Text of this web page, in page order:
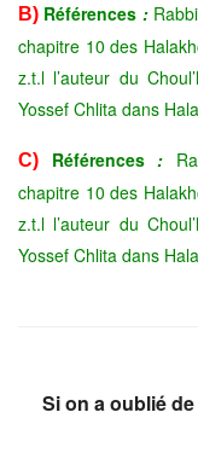
B) Références :
chapitre 10 des
z.t.l l’auteur du
Yossef Chlita dans
C) Références:
chapitre 10 des
z.t.l l’auteur du
Yossef Chlita dans
Si on a oublié